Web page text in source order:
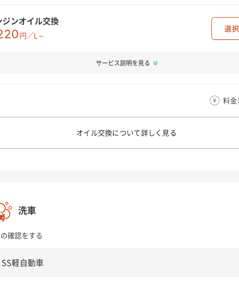
ジンオイル交換
円／L～
選択
サービス説明を見る
料
オイル交換について詳しく見る
洗車
確認をする